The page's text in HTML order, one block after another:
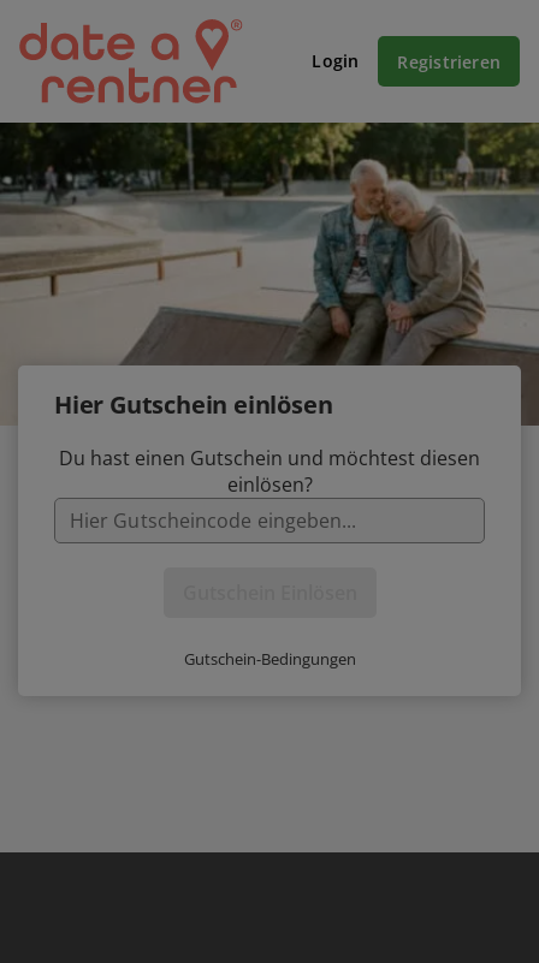
Login Registrieren
Hier Gutschein einlösen
Du hast einen Gutschein und möchtest diesen
einlösen?
Gutschein-Bedingungen